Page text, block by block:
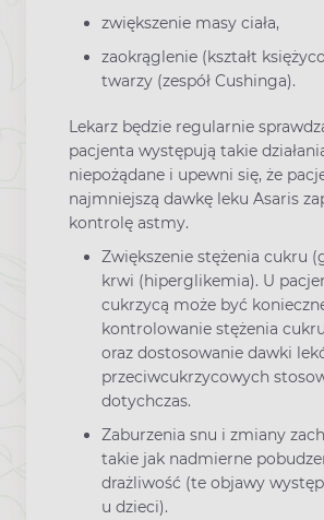
zwiększenie masy ciała,
zaokrąglenie (kształt
twarzy (zespół Cushinga).
Lekarz będzie regularnie
pacjenta występują takie
niepożądane i upewni się, że
najmniejszą dawkę leku Asaris
kontrolę astmy.
Zwiększenie stężenia cukru
krwi (hiperglikemia). U
cukrzycą może być
kontrolowanie stężenia
oraz dostosowanie dawki
przeciwcukrzycowych
dotychczas.
Zaburzenia snu i zmiany
takie jak nadmierne
drażliwość (te objawy
u dzieci).